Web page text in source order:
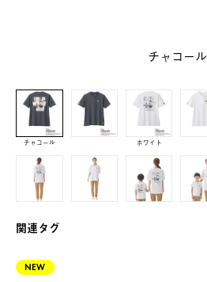
チャコール
チャコール ホワイト
関連タグ
NEW